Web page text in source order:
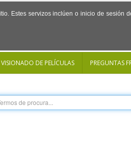
Estes servizos inclúen o inicio de
VISIONADO DE PELÍCULAS PREGUNTAS